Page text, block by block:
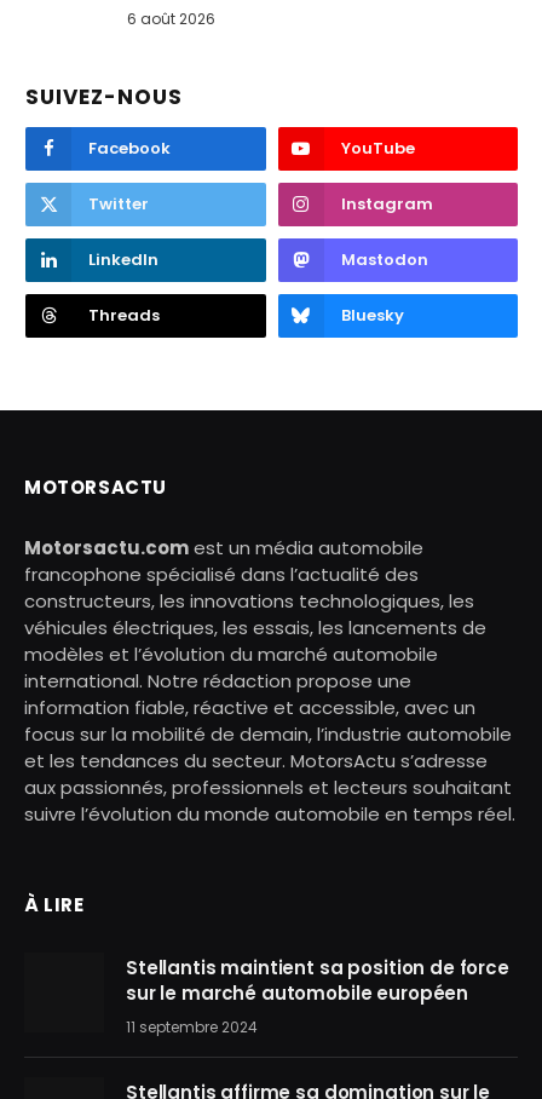
6 août 2026
SUIVEZ-NOUS
Facebook YouTube
Twitter Instagram
LinkedIn Mastodon
Threads Bluesky
MOTORSACTU
Motorsactu.comest un média automobile
francophone spécialisé dans l’actualité des
constructeurs, les innovations technologiques, les
véhicules électriques, les essais, les lancements de
modèles et l’évolution du marché automobile
international. Notre rédaction propose une
information fiable, réactive et accessible, avec un
focus sur la mobilité de demain, l’industrie automobile
et les tendances du secteur. MotorsActu s’adresse
aux passionnés, professionnels et lecteurs souhaitant
suivre l’évolution du monde automobile en temps réel.
À LIRE
Stellantis maintient sa position de force
sur le marché automobile européen
11 septembre 2024
Stellantis affirme sa domination sur le